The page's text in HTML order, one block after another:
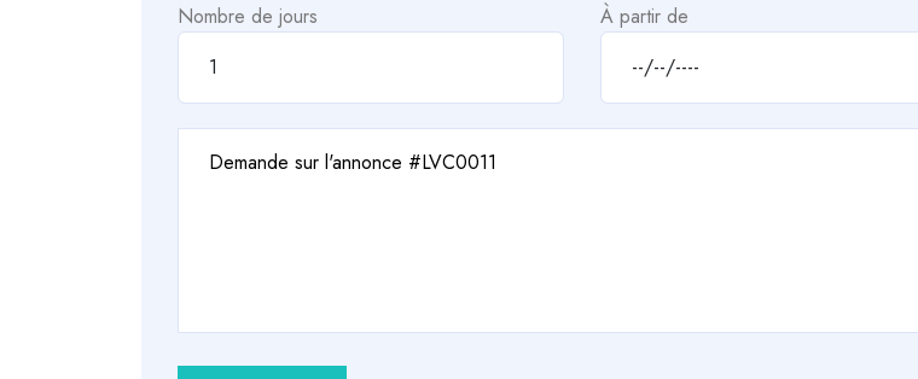
Nombre de jours À partir de